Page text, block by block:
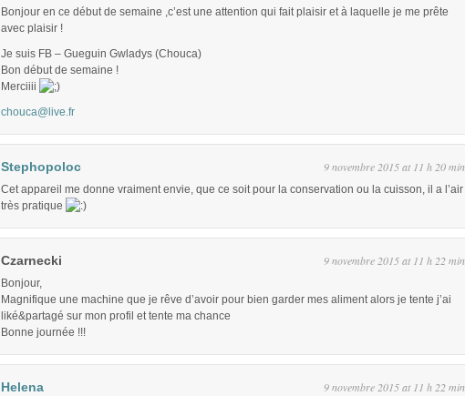
Bonjour en ce début de semaine ,c’est une attention qui fait plaisir et à laquelle je me prête
avec plaisir !
Je suis FB – Gueguin Gwladys (Chouca)
Bon début de semaine !
Merciiii
chouca@live.fr
Stephopoloc 9 novembre 2015 at 11 h 20 min
Cet appareil me donne vraiment envie, que ce soit pour la conservation ou la cuisson, il a l’air
très pratique
Czarnecki 9 novembre 2015 at 11 h 22 min
Bonjour,
Magnifique une machine que je rêve d’avoir pour bien garder mes aliment alors je tente j’ai
liké&partagé sur mon profil et tente ma chance
Bonne journée !!!
Helena 9 novembre 2015 at 11 h 22 min